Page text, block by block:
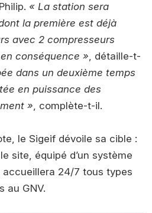
« La station sera
la première est déjà
avec 2 compresseurs
conséquence », détaille-t-
dans un deuxième temps
en puissance des
», complète-t-il.
le Sigeif dévoile sa cible :
site, équipé d’un système
24/7 tous types
au GNV.